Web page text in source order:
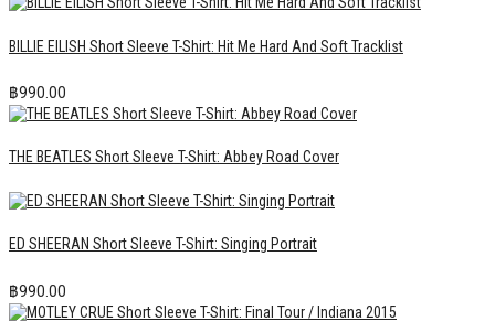
BILLIE EILISH Short Sleeve T-Shirt: Hit Me Hard And Soft Tracklist
฿990.00
THE BEATLES Short Sleeve T-Shirt: Abbey Road Cover
ED SHEERAN Short Sleeve T-Shirt: Singing Portrait
฿990.00